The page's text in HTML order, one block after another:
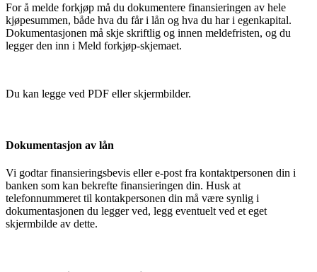
For å melde forkjøp må du dokumentere finansieringen av hele
kjøpesummen, både hva du får i lån og hva du har i egenkapital.
Dokumentasjonen må skje skriftlig og innen meldefristen, og du
legger den inn i Meld forkjøp-skjemaet.
Du kan legge ved PDF eller skjermbilder.
Dokumentasjon av lån
Vi godtar finansieringsbevis eller e-post fra kontaktpersonen din i
banken som kan bekrefte finansieringen din. Husk at
telefonnummeret til kontakpersonen din må være synlig i
dokumentasjonen du legger ved, legg eventuelt ved et eget
skjermbilde av dette.